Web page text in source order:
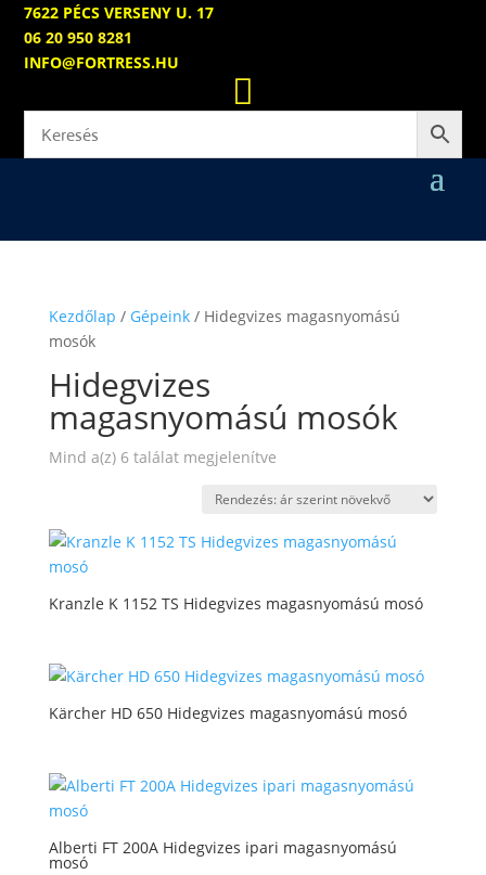
7622 PÉCS VERSENY U. 17
06 20 950 8281
INFO@FORTRESS.HU

Kezdőlap / Gépeink/ Hidegvizes magasnyomású
mosók
Hidegvizes
magasnyomású mosók
Mind a(z) 6 találat megjelenítveSorted
price:
Kranzle K 1152 TS Hidegvizes magasnyomású mosó
Kärcher HD 650 Hidegvizes magasnyomású mosó
Alberti FT 200A Hidegvizes ipari magasnyomású
mosó